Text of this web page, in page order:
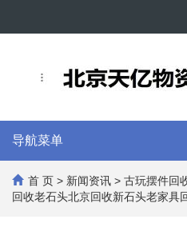
导航菜单
首 页 > 新闻资讯 > 古玩摆件回
回收老石头北京回收新石头老家具